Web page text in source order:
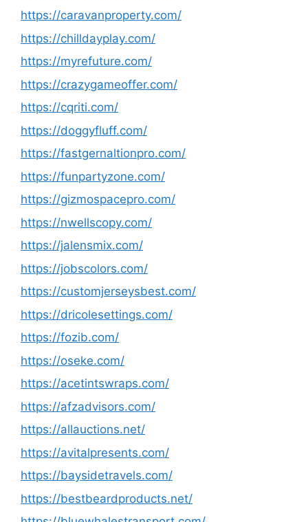
https://caravanproperty.com/
https://chilldayplay.com/
https://myrefuture.com/
https://crazygameoffer.com/
https://cqriti.com/
https://doggyfluff.com/
https://fastgernaltionpro.com/
https://funpartyzone.com/
https://gizmospacepro.com/
https://nwellscopy.com/
https://jalensmix.com/
https://jobscolors.com/
https://customjerseysbest.com/
https://dricolesettings.com/
https://fozib.com/
https://oseke.com/
https://acetintswraps.com/
https://afzadvisors.com/
https://allauctions.net/
https://avitalpresents.com/
https://baysidetravels.com/
https://bestbeardproducts.net/